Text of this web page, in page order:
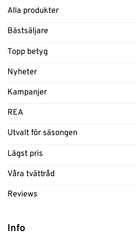
Alla produkter
Bästsäljare
Topp betyg
Nyheter
Kampanjer
REA
Utvalt för säsongen
Lägst pris
Våra tvättråd
Reviews
Info